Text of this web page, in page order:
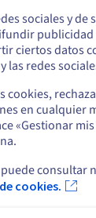
un
permiten a
eficaz entre
entre ellos y
como MPI
Multi-
expresar el
web actual
sociales y de
ciertos datos
las redes
cookies,
en cualquier
«Gestionar
consultar
cookies.